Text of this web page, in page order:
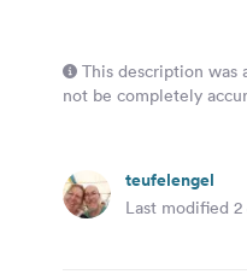
This description was
not be completely
teufelengel
Last modified